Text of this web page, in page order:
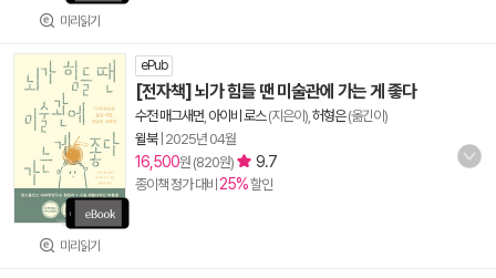
미리읽기
미리읽기
ePub
[전자책] 뇌가 힘들 땐 미술관에 가는 게 좋다
수전 매그새먼 아이비 로스(지은이), 허형은(옮긴이)
윌북| 2025년 04월
16,500원 (820원) 9.7
종이책 정가 대비 25%할인